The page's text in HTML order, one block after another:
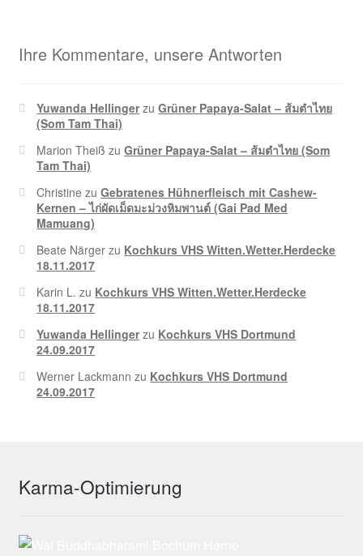
Ihre Kommentare, unsere Antworten
Yuwanda HellingerzuGrüner Papaya-Salat – ส้มตำไทย
(Som Tam Thai)
Marion Theiß zuGrüner Papaya-Salat – ส้มตำไทย (Som
Tam Thai)
Christine zuGebratenes Hühnerfleisch mit Cashew-
Kernen – ไก่ผัดเม็ดมะม่วงหิมพานต์ (Gai Pad Med
Mamuang)
Beate Närger zu Kochkurs VHS Witten.Wetter.Herdecke
18.11.2017
Karin L. zu Kochkurs VHS Witten.Wetter.Herdecke
18.11.2017
Yuwanda Hellingerzu Kochkurs VHS Dortmund
24.09.2017
Werner Lackmann zu Kochkurs VHS Dortmund
24.09.2017
Karma-Optimierung